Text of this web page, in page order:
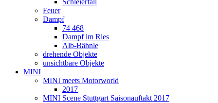
Schleierfall
Feuer
Dampf
74 468
Dampf im Ries
Alb-Bähnle
drehende Objekte
unsichtbare Objekte
MINI
MINI meets Motorworld
2017
MINI Scene Stuttgart Saisonauftakt 2017